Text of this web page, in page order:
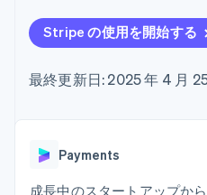
UI
Elements
ポーネント
決済手段
済手段を利用
対面支払い
消費税
VAT の
自動化
ポート
アプリ内決
マーケットプ
資金管理
SaaS
マーケットプ
築する
サブスクリプ
従量課金請求
のカードを
Stripe の使用を開始する
最終更新日: 2025 年 4 月
Payments
成長中のスタートアップか